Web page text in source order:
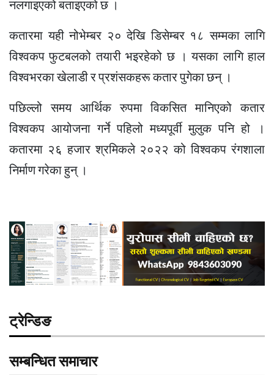
नलगाइएको बताइएको छ ।
कतारमा यही नोभेम्बर २० देखि डिसेम्बर १८ सम्मका लागि
विश्वकप फुटबलको तयारी भइरहेको छ । यसका लागि हाल
विश्वभरका खेलाडी र प्रशंसकहरू कतार पुगेका छन् ।
पछिल्लो समय आर्थिक रुपमा विकसित मानिएको कतार
विश्वकप आयोजना गर्ने पहिलो मध्यपूर्वी मुलुक पनि हो ।
कतारमा २६ हजार श्रमिकले २०२२ को विश्वकप रंगशाला
निर्माण गरेका हुन् ।
ट्रेन्डिङ
सम्बन्धित समाचार